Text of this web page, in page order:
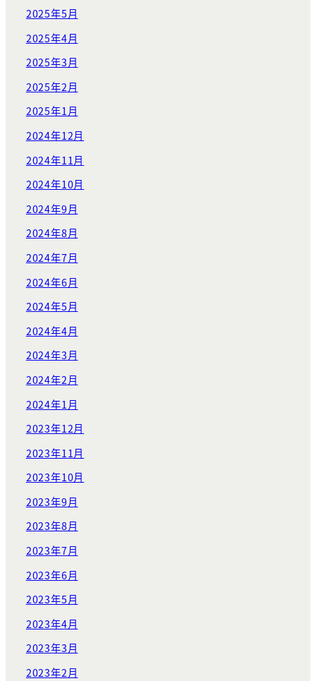
2025年5月
2025年4月
2025年3月
2025年2月
2025年1月
2024年12月
2024年11月
2024年10月
2024年9月
2024年8月
2024年7月
2024年6月
2024年5月
2024年4月
2024年3月
2024年2月
2024年1月
2023年12月
2023年11月
2023年10月
2023年9月
2023年8月
2023年7月
2023年6月
2023年5月
2023年4月
2023年3月
2023年2月